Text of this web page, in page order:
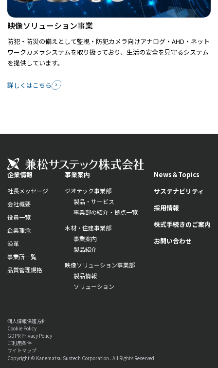
映像ソリューション事業
防犯・防災の備えとして監視・防犯カメラ向けアナログ・AHD・ネット
ワークカメラシステムを取り扱っており、生活の安全を見守るシステム
を提供しています。
詳しくはこちら
企業情報
社長メッセージ
会社概要
役員一覧
企業理念
沿革
事業所一覧
品質管理規格
事業案内
ジオテック事業部
製品・サービス
事業部の紹介・拠点一覧
木材・住建事業部
事業案内
製品紹介
映像ソリューション事業部
製品情報
ソリューション
News＆Topics
サステナビリティ
採用情報
株式手続きのご案内
お問い合わせ
個人情報保護方針
Cookie Policy
GDPR Privacy Policy
ご利用条件
サイトマップ
Copyright © Kanematsu Sustech Corporation . All Rights Reserved.